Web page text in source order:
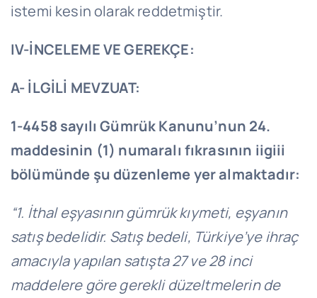
istemi kesin olarak reddetmiştir.
IV-İNCELEME VE GEREKÇE:
A- İLGİLİ MEVZUAT:
1-4458 sayılı Gümrük Kanunu’nun 24.
maddesinin (1) numaralı fıkrasının iigiii
bölümünde şu düzenleme yer almaktadır:
“1. İthal eşyasının gümrük kıymeti, eşyanın
satış bedelidir. Satış bedeli, Türkiye’ye ihraç
amacıyla yapılan satışta 27 ve 28 inci
maddelere göre gerekli düzeltmelerin de